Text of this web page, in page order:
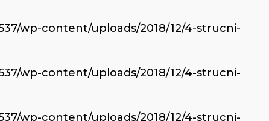
wp-content/uploads/2018/12/4-strucni-
wp-content/uploads/2018/12/4-strucni-
wp-content/uploads/2018/12/4-strucni-